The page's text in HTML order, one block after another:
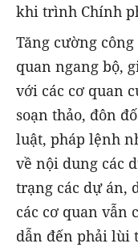
khi trình Chính
Tăng cường
quan ngang bộ,
với các cơ quan
soạn thảo, đôn
luật, pháp lệnh
về nội dung các
trạng các dự án,
các cơ quan vẫn
dẫn đến phải lùi